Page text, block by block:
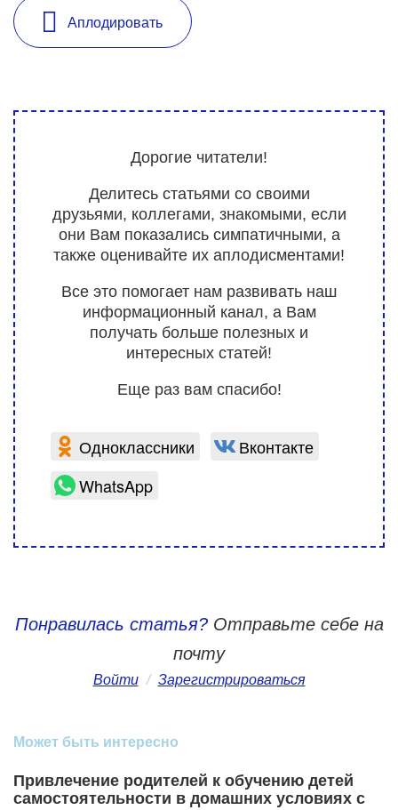
Аплодировать
Дорогие читатели!
Делитесь статьями со своими
друзьями, коллегами, знакомыми, если
они Вам показались симпатичными, а
также оценивайте их аплодисментами!
Все это помогает нам развивать наш
информационный канал, а Вам
получать больше полезных и
интересных статей!
Еще раз вам спасибо!
Одноклассники
Вконтакте
WhatsApp
Понравилась статья?Отправьте себе на
почту
Войти / Зарегистрироваться
Может быть интересно
Привлечение родителей к обучению детей
самостоятельности в домашних условиях с